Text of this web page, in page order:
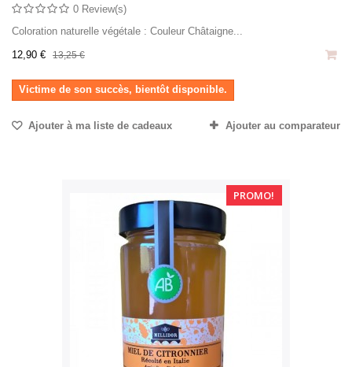
0 Review(s)
Coloration naturelle végétale : Couleur Châtaigne...
12,90 €
13,25 €
Victime de son succès, bientôt disponible.
Ajouter à ma liste de cadeaux Ajouter au comparateur
PROMO!